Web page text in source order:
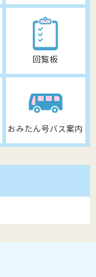
回覧板
おみたん号バス案内